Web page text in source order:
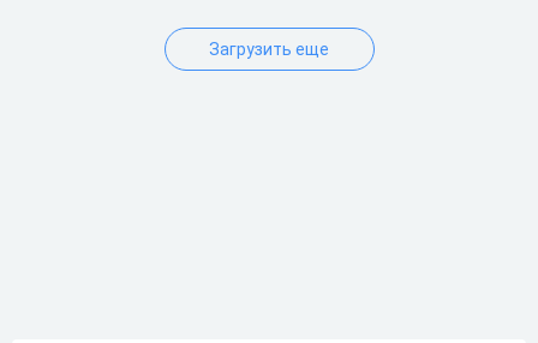
Загрузить еще